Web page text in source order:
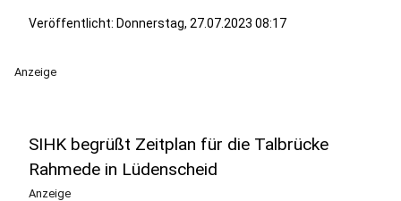
Veröffentlicht: Donnerstag, 27.07.2023 08:17
Anzeige
SIHK begrüßt Zeitplan für die Talbrücke
Rahmede in Lüdenscheid
Anzeige